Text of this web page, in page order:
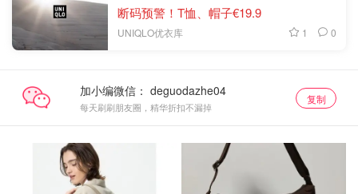
断码预警！T恤、帽子€19.9
UNIQLO优衣库 1 0
加小编微信：
每天刷刷朋友圈，精华折扣不漏掉
复制
新款直达